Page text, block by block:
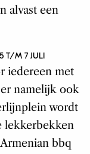
alvast een
T/M 7 JULI
iedereen met
namelijk ook
wordt
lekkerbekken
bbq